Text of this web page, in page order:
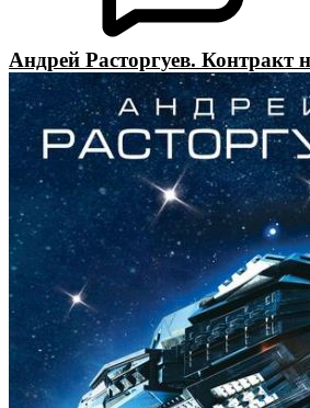
Андрей Расторгуев. Контракт